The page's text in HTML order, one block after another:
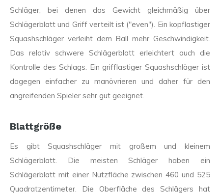
Schläger, bei denen das Gewicht gleichmäßig über
Schlägerblatt und Griff verteilt ist ("even"). Ein kopflastiger
Squashschläger verleiht dem Ball mehr Geschwindigkeit.
Das relativ schwere Schlägerblatt erleichtert auch die
Kontrolle des Schlags. Ein grifflastiger Squashschläger ist
dagegen einfacher zu manövrieren und daher für den
angreifenden Spieler sehr gut geeignet.
Blattgröße
Es gibt Squashschläger mit großem und kleinem
Schlägerblatt. Die meisten Schläger haben ein
Schlägerblatt mit einer Nutzfläche zwischen 460 und 525
Quadratzentimeter. Die Oberfläche des Schlägers hat